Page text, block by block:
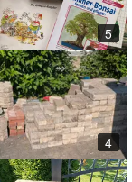
5
4